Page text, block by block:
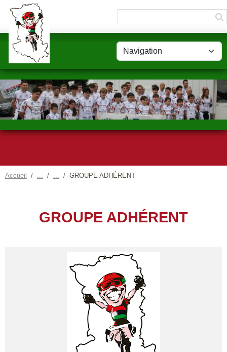
Accueil GROUPE ADHÉRENT
GROUPE ADHÉRENT
Panneau de gestion des cookies